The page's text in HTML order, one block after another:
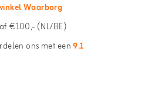
Waarborg
€100,- (NL/BE)
ons met een9.1